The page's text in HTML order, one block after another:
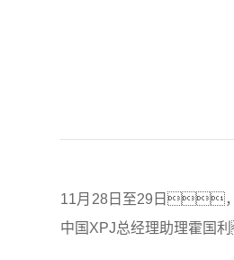
11月28日 至29日，
中国XPJ总经理助理霍国